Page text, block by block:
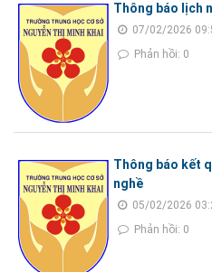
Thông báo lịch
07/02/2026
Phản hồi: 0
Thông báo kết
nghề
05/02/2026
Phản hồi: 0